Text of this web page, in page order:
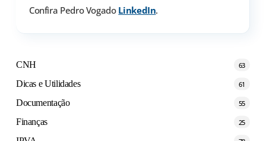
Confira Pedro Vogado LinkedIn.
CNH 63
Dicas e Utilidades 61
Documentação 55
Finanças 25